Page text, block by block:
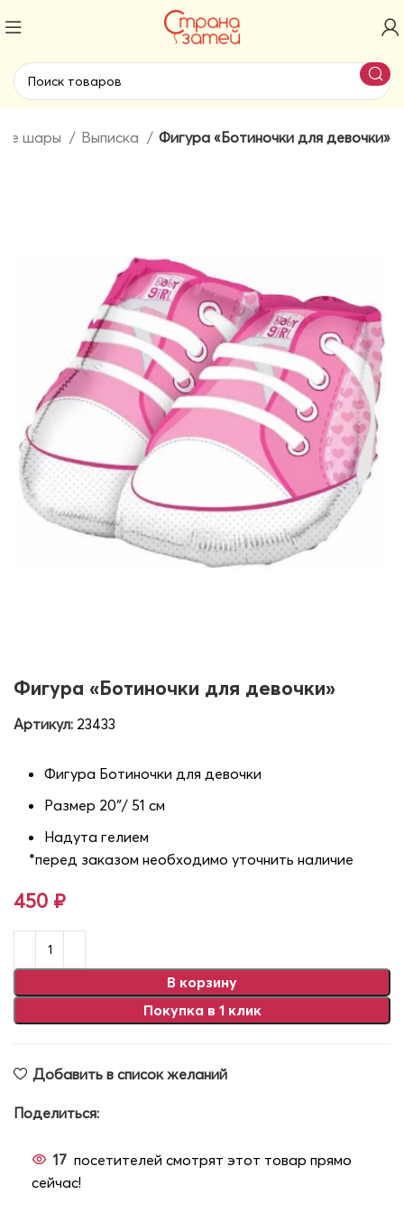
шары Выписка Фигура «Ботиночки для девочки»
Фигура «Ботиночки для девочки»
Артикул: 23433
Фигура Ботиночки для девочки
Размер 20″/ 51 см
Надута гелием
*перед заказом необходимо уточнить наличие
450 ₽
В корзину
Покупка в 1 клик
Добавить в список желаний
Поделиться:
17 посетителей смотрят этот товар прямо
сейчас!